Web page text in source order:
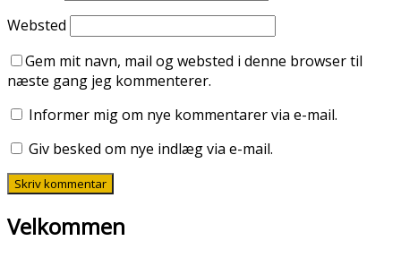
Websted
Gem mit navn, mail og websted i denne browser til
næste gang jeg kommenterer.
Informer mig om nye kommentarer via e-mail.
Giv besked om nye indlæg via e-mail.
Velkommen